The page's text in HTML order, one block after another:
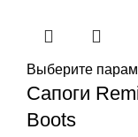
Выберите
Сапоги
Boots